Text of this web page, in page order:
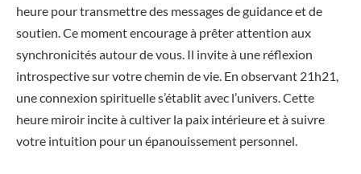
heure pour transmettre des messages de guidance et de
soutien. Ce moment encourage à prêter attention aux
synchronicités autour de vous. Il invite à une réflexion
introspective sur votre chemin de vie. En observant 21h21,
une connexion spirituelle s’établit avec l’univers. Cette
heure miroir incite à cultiver la paix intérieure et à suivre
votre intuition pour un épanouissement personnel.